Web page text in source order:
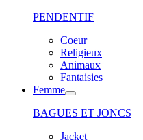
PENDENTIF
Coeur
Religieux
Animaux
Fantaisies
Femme
BAGUES ET JONCS
Jacket